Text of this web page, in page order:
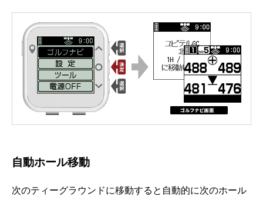
自動ホール移動
次のティーグラウンドに移動すると自動的に次のホール